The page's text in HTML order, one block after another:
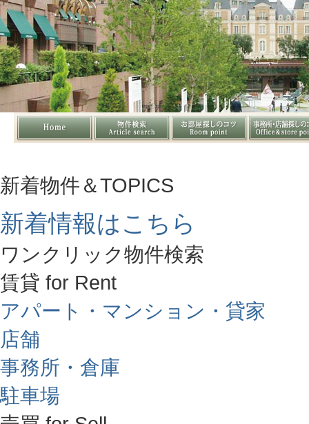
新着物件＆TOPICS
新着情報はこちら
ワンクリック物件検索
賃貸 for Rent
アパート・マンション・貸家
店舗
事務所・倉庫
駐車場